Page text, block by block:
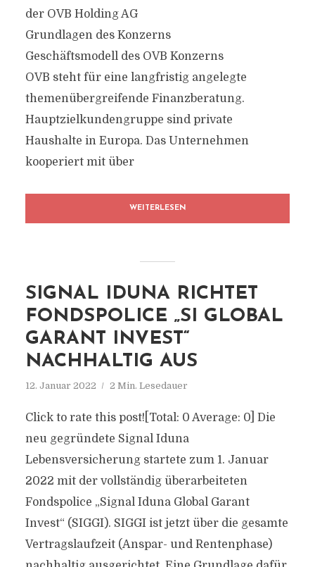
der OVB Holding AG
Grundlagen des Konzerns
Geschäftsmodell des OVB Konzerns
OVB steht für eine langfristig angelegte
themenübergreifende Finanzberatung.
Hauptzielkundengruppe sind private
Haushalte in Europa. Das Unternehmen
kooperiert mit über
WEITERLESEN
SIGNAL IDUNA RICHTET
FONDSPOLICE „SI GLOBAL
GARANT INVEST“
NACHHALTIG AUS
12. Januar 2022 2 Min. Lesedauer
Click to rate this post![Total: 0 Average: 0] Die
neu gegründete Signal Iduna
Lebensversicherung startete zum 1. Januar
2022 mit der vollständig überarbeiteten
Fondspolice „Signal Iduna Global Garant
Invest“ (SIGGI). SIGGI ist jetzt über die gesamte
Vertragslaufzeit (Anspar- und Rentenphase)